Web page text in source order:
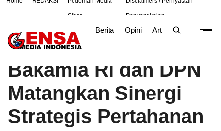
Siber Penyangkalan
Berita Opini Artikel
# Bekasi Cara Ekonomi Nasional News
Beranda/Berita
Bakamla RI dan DPN
Matangkan Sinergi
Strategis Pertahanan